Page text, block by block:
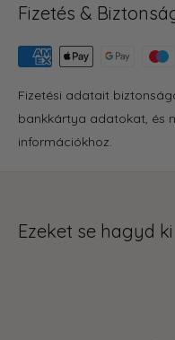
Fizetés &
Fizetési adatait
bankkártya adatokat, és
információkhoz.
Ezeket se hagyd ki